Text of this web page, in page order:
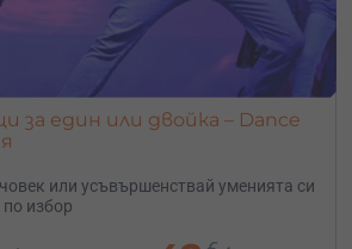
за един или двойка – Dance
или усъвършенствай уменията си
по избор